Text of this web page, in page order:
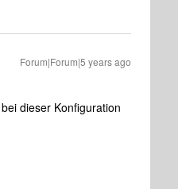
Forum|Forum|5 years ago
dieser Konfiguration